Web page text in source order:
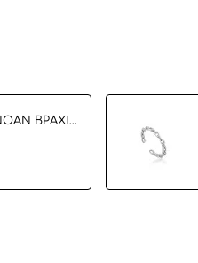
ANCIENT MINOAN ΒΡΑΧΙΟΛΙ